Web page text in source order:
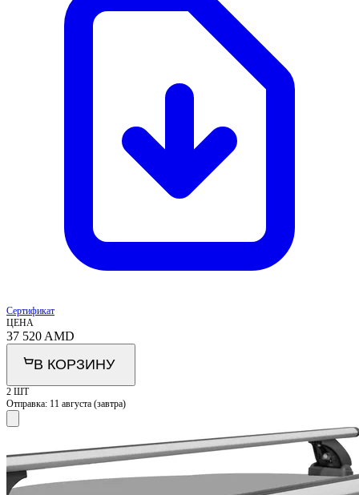
Сертификат
ЦЕНА
37 520 AMD
В КОРЗИНУ
2 ШТ
Отправка: 11 августа (завтра)